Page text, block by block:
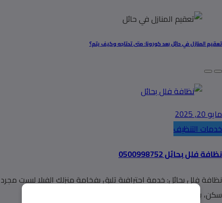
تعقيم المنازل في حائل بعد كورونا: متى تحتاجه وكيف يتم؟
مايو 20, 2025
خدمات التنظيف
نظافة فلل بحائل 0500998752
نظافة فلل بحائل: خدمة احترافية تليق بفخامة منزلك الفيلا ليست مجرد
سكن، بل هي انعكاس…